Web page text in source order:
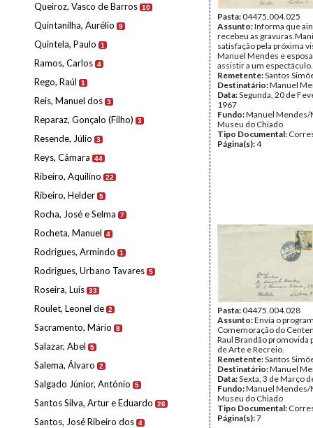
Queiroz, Vasco de Barros 10
Quintanilha, Aurélio 9
Quintela, Paulo 1
Ramos, Carlos 4
Rego, Raúl 1
Reis, Manuel dos 3
Reparaz, Gonçalo (Filho) 3
Resende, Júlio 3
Reys, Câmara 44
Ribeiro, Aquilino 22
Ribeiro, Helder 5
Rocha, José e Selma 7
Rocheta, Manuel 4
Rodrigues, Armindo 1
Rodrigues, Urbano Tavares 5
Roseira, Luís 33
Roulet, Leonel de 2
Sacramento, Mário 8
Salazar, Abel 5
Salema, Álvaro 2
Salgado Júnior, António 5
Santos Silva, Artur e Eduardo 26
Santos, José Ribeiro dos 4
Pasta:04475.004.025
Assunto:Informa que
recebeu as
satisfação pela próxima
Manuel Mendes e
assistir a um espectáculo.
Remetente:Santos
Destinatário:Manuel
Data:Segunda, 20 de
1967
Fundo:Manuel Mendes/
Museu do Chiado
Tipo Documental:
Página(s):4
Pasta:04475.004.028
Assunto:Envia o
Comemoração do
Raul Brandão promovida
de Arte e Recreio.
Remetente:Santos
Destinatário:Manuel
Data:Sexta, 3 de Março
Fundo:Manuel Mendes/
Museu do Chiado
Tipo Documental:
Página(s):7